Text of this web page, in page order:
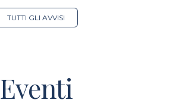
TUTTI GLI AVVISI
Eventi